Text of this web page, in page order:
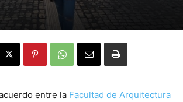
entre la Facultad de Arquitectura